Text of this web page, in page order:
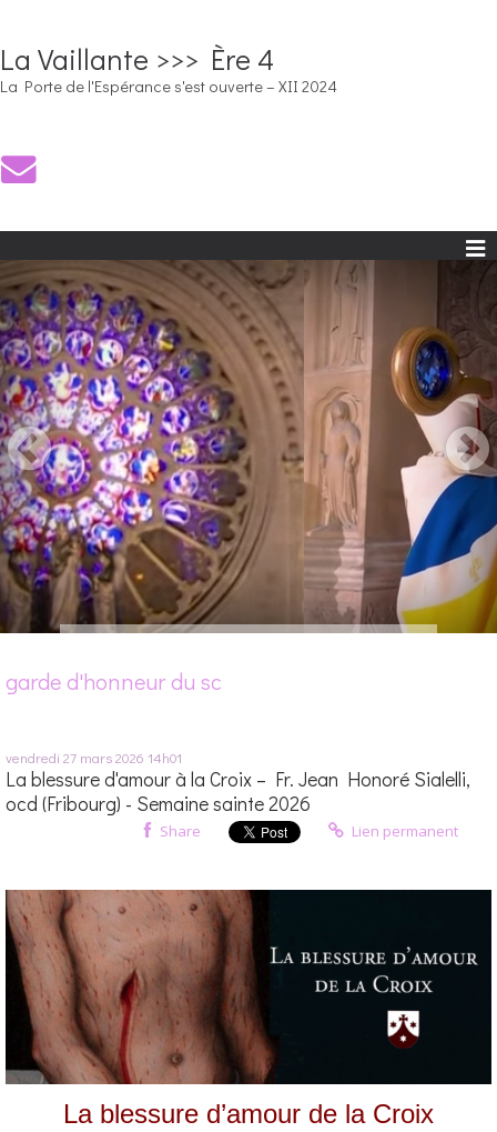
La Vaillante >>> Ère 4
La Porte de l'Espérance s'est ouverte – XII 2024
garde d'honneur du sc
vendredi 27 mars 2026 14h01
La blessure d'amour à la Croix – Fr. Jean Honoré Sialelli,
ocd (Fribourg) - Semaine sainte 2026
Share Lien permanent
La blessure d’amour de la Croix